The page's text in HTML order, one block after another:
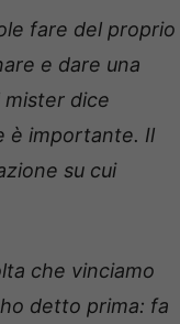
fare del proprio
e dare una
dice
è importante. Il
su cui
che vinciamo
detto prima: fa